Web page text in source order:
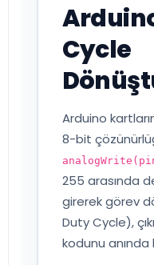
Cycle
Arduino
8-bit
255 arasında
girerek görev
Duty Cycle),
kodunu anında